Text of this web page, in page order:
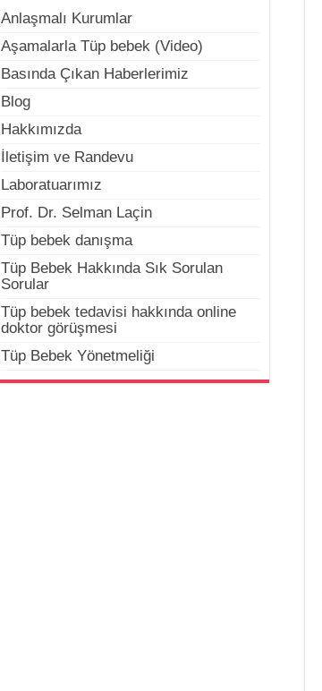
Anlaşmalı Kurumlar
Aşamalarla Tüp bebek (Video)
Basında Çıkan Haberlerimiz
Blog
Hakkımızda
İletişim ve Randevu
Laboratuarımız
Prof. Dr. Selman Laçin
Tüp bebek danışma
Tüp Bebek Hakkında Sık Sorulan
Sorular
Tüp bebek tedavisi hakkında online
doktor görüşmesi
Tüp Bebek Yönetmeliği